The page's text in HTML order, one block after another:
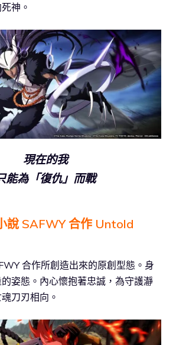
神。
現在的我
能為「復仇」而戰
說 SAFWY 合作 Untold
合作所創造出來的原創型態。身
姿態。內心懷抱著忠誠，為守護瀞
刀刃相向。